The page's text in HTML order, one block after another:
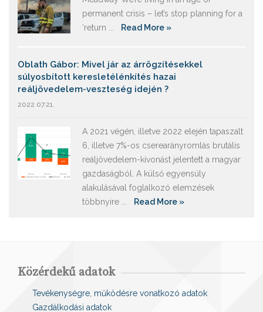
permanent crisis – let’s stop planning for a
‘return ...
Read More »
Oblath Gábor: Mivel jár az árrögzítésekkel
súlyosbított keresletélénkítés hazai
reáljövedelem-veszteség idején ?
2022.07.21.
A 2021 végén, illetve 2022 elején tapaszalt
6, illetve 7%-os cserearányromlás brutális
reáljövedelem-kivonást jelentett a magyar
gazdaságból. A külső egyensúly
alakulásával foglalkozó elemzések
többnyire ...
Read More »
Közérdekű adatok
Tevékenységre, működésre vonatkozó adatok
Gazdálkodási adatok